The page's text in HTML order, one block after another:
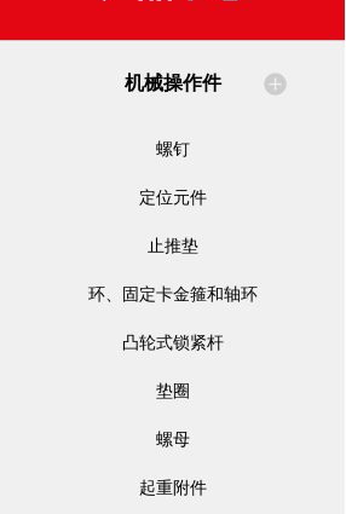
机械操作件
螺钉
定位元件
止推垫
环、固定卡金箍和轴环
凸轮式锁紧杆
垫圈
螺母
起重附件